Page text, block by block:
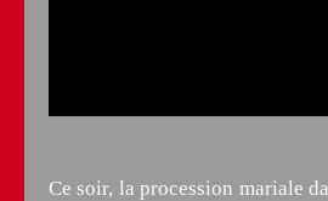
Ce soir, la procession mariale